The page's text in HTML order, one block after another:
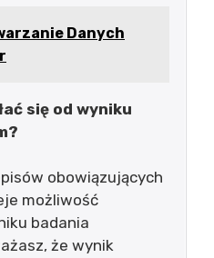
Danych
się od wyniku
obowiązujących
możliwość
badania
że wynik